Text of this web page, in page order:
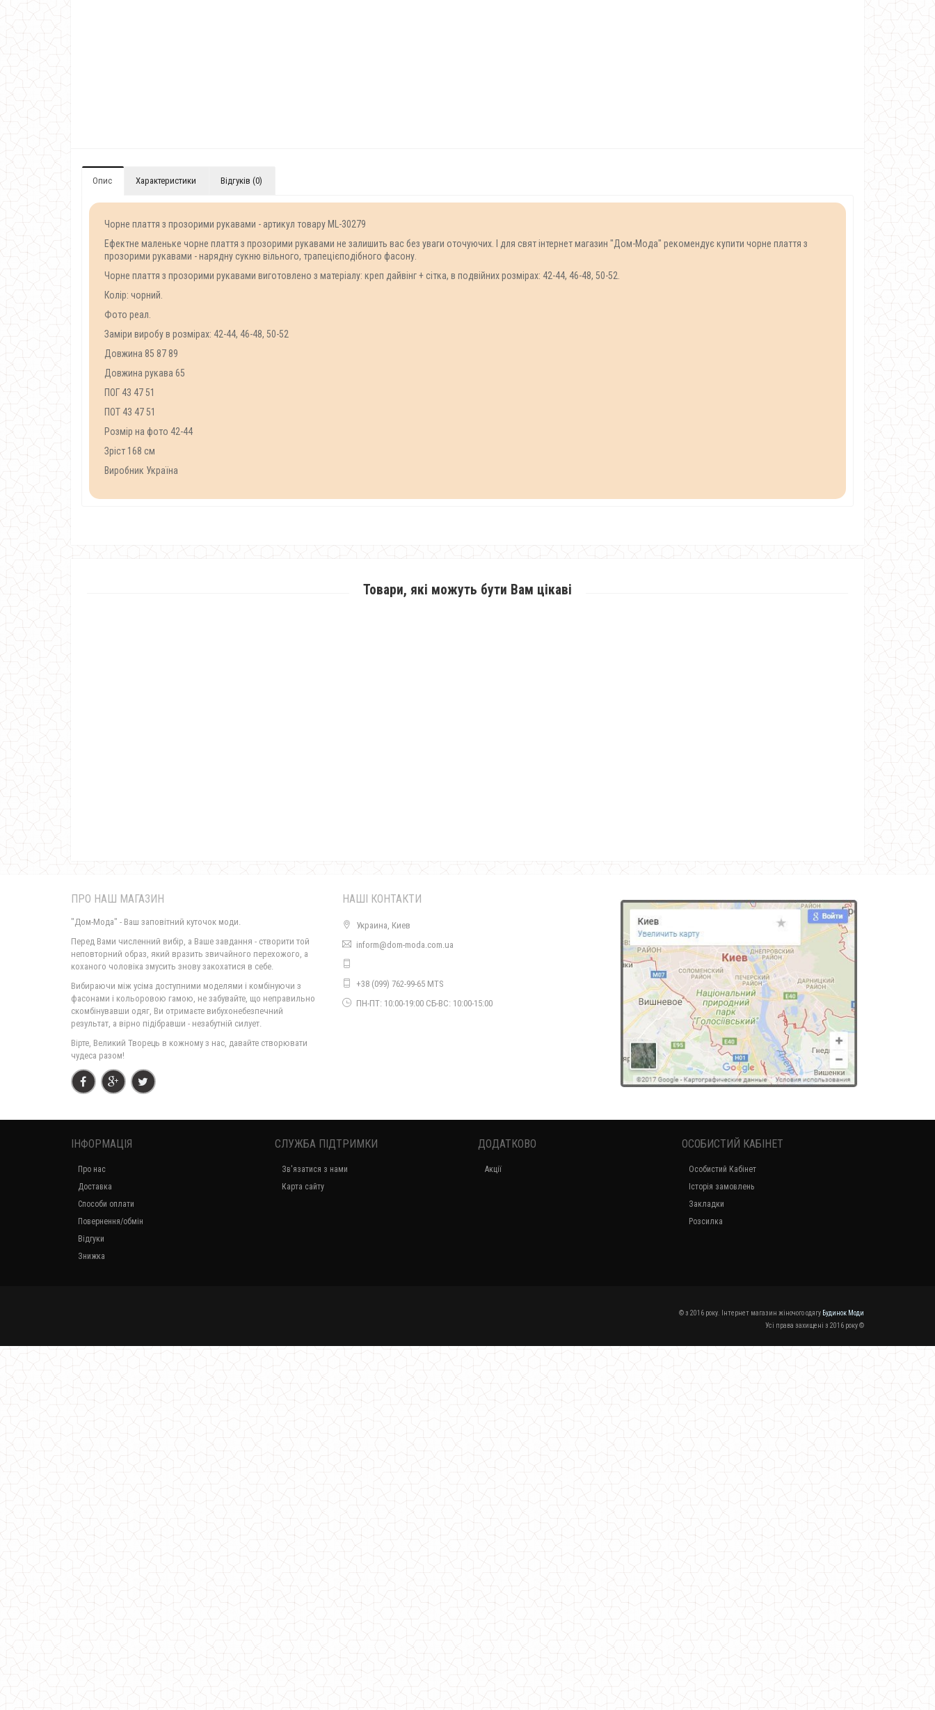
Опис Характеристики Відгуків (0)
Чорне плаття з прозорими рукавами - артикул товару ML-30279
Ефектне маленьке чорне плаття з прозорими рукавами не залишить вас без уваги оточуючих. І для свят інтернет магазин "Дом-Мода" рекомендує купити чорне плаття з
прозорими рукавами - нарядну сукню вільного, трапецієподібного фасону.
Чорне плаття з прозорими рукавами виготовлено з матеріалу: креп дайвінг + сітка, в подвійних розмірах: 42-44, 46-48, 50-52.
Колір: чорний.
Фото реал.
Заміри виробу в розмірах: 42-44, 46-48, 50-52
Довжина 85 87 89
Довжина рукава 65
ПОГ 43 47 51
ПОТ 43 47 51
Розмір на фото 42-44
Зріст 168 см
Виробник Україна
Товари, які можуть бути Вам цікаві
630.00грн.
Вечірнє чорне плаття для повних
1300.00грн.
Стильне жіноче чорне плаття "Чорний лебідь"
790.00грн.
ПРО НАШ МАГАЗИН
"Дом-Мода" - Ваш заповітний куточок моди.
Перед Вами численний вибір, а Ваше завдання - створити той
неповторний образ, який вразить звичайного перехожого, а
коханого чоловіка змусить знову закохатися в себе.
Вибираючи між усіма доступними моделями і комбінуючи з
фасонами і кольоровою гамою, не забувайте, що неправильно
скомбінувавши одяг, Ви отримаєте вибухонебезпечний
результат, а вірно підібравши - незабутній силует.
Вірте, Великий Творець в кожному з нас, давайте створювати
чудеса разом!
НАШІ КОНТАКТИ
Украина, Киев
inform@dom-moda.com.ua
+38 (099) 762-99-65 MTS
ПН-ПТ: 10:00-19:00 СБ-ВС: 10:00-15:00
ІНФОРМАЦІЯ
Про нас
Доставка
Способи оплати
Повернення/обмін
Відгуки
Знижка
СЛУЖБА ПІДТРИМКИ
Зв'язатися з нами
Карта сайту
ДОДАТКОВО
Акції
ОСОБИСТИЙ КАБІНЕТ
Особистий Кабінет
Історія замовлень
Закладки
Розсилка
© з 2016 року. Інтернет магазин жіночого одягу Будинок Моди
Усі права захищені з 2016 року ©